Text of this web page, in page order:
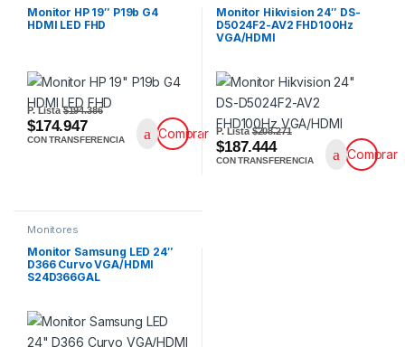
Monitor HP 19″ P19b G4
HDMI LED FHD
P. Lista$194.386
$174.947
CON TRANSFERENCIA Comprar
Monitor Hikvision 24″ DS-
D5024F2-AV2 FHD100Hz
VGA/HDMI
P. Lista$208.271
$187.444
CON TRANSFERENCIA Comprar
Monitores
Monitor Samsung LED 24″
D366 Curvo VGA/HDMI
S24D366GAL